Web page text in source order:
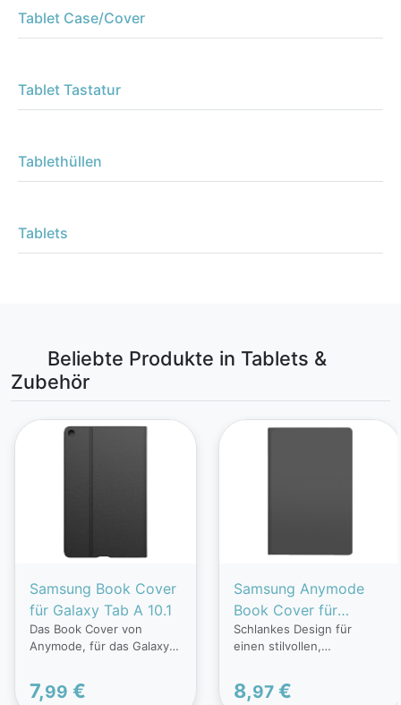
Tablet Case/Cover
Tablet Tastatur
Tablethüllen
Tablets
Beliebte Produkte in Tablets &
Zubehör
Samsung Book Cover
für Galaxy Tab A 10.1
Das Book Cover von
Anymode, für das Galaxy
und sorgt für einen guten
7,99 €
Samsung Anymode
Book Cover für
Galaxy Tab A7
Schlankes Design für
einen stilvollen,
zum Betrachten von Fotos
8,97 €